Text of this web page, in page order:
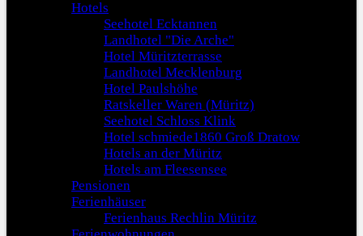
Hotels
Seehotel Ecktannen
Landhotel "Die Arche"
Hotel Müritzterrasse
Landhotel Mecklenburg
Hotel Paulshöhe
Ratskeller Waren (Müritz)
Seehotel Schloss Klink
Hotel schmiede1860 Groß Dratow
Hotels an der Müritz
Hotels am Fleesensee
Pensionen
Ferienhäuser
Ferienhaus Rechlin Müritz